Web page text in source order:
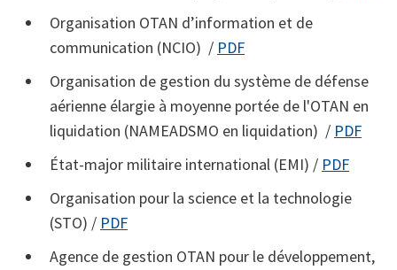
Organisation OTAN d’information et de
communication (NCIO) / PDF
Organisation de gestion du système de défense
aérienne élargie à moyenne portée de l'OTAN en
liquidation (NAMEADSMO en liquidation) / PDF
État-major militaire international (EMI) / PDF
Organisation pour la science et la technologie
(STO) / PDF
Agence de gestion OTAN pour le développement,